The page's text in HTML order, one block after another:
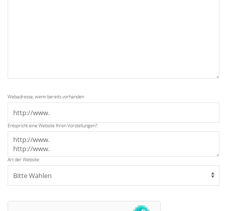
Webadresse, wenn bereits vorhanden
Entspricht eine Website Ihren Vorstellungen?:
Art der Website: